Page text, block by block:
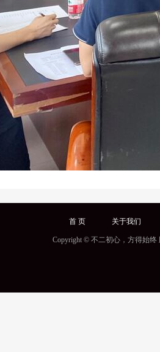
首 页 关于我们
Copyright © 不二初心，方得始